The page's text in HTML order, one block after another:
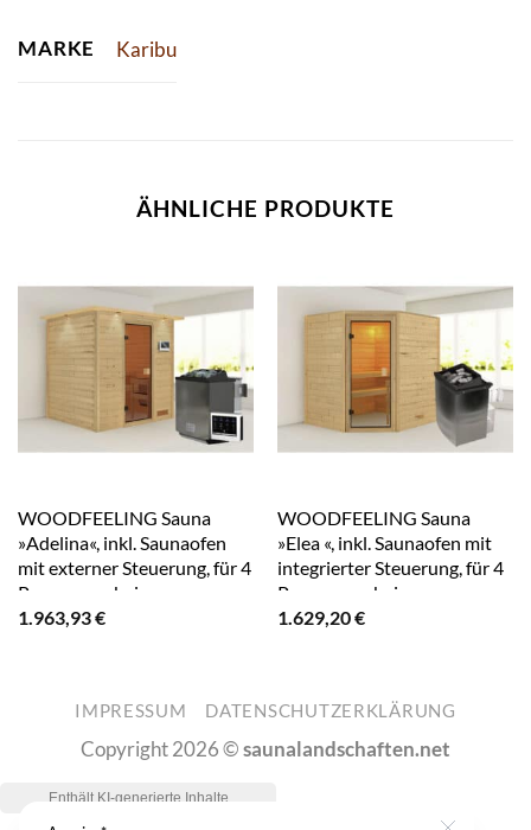
MARKE Karibu
ÄHNLICHE PRODUKTE
WOODFEELING Sauna
»Adelina«, inkl. Saunaofen
mit externer Steuerung, für 4
Personen – beige
1.963,93€
WOODFEELING Sauna
»Elea «, inkl. Saunaofen mit
integrierter Steuerung, für 4
Personen – beige
1.629,20€
IMPRESSUM DATENSCHUTZERKLÄRUNG
Copyright 2026 ©saunalandschaften.net